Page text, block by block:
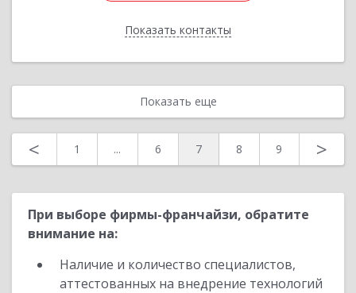
Показать контакты
Назад
Показать еще
< 1 ... 6 7 8 9 >
При выборе фирмы-франчайзи, обратите
внимание на:
Наличие и количество специалистов,
аттестованных на внедрение технологий